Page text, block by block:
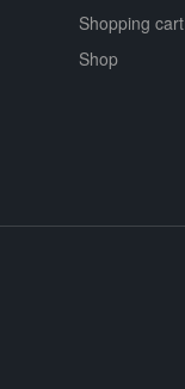
Shopping cart
Shop